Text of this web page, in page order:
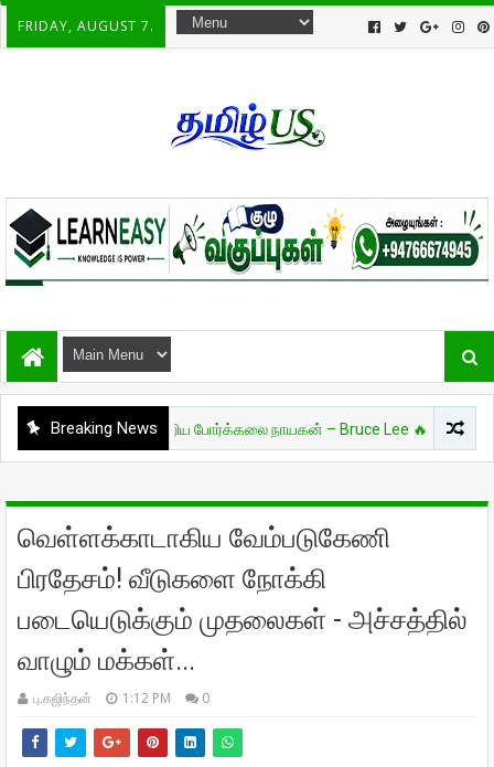
FRIDAY, AUGUST 7.
Breaking News
🔥 உலகை மாற்றிய போர்க்கலை நாயகன் – Bruce Lee 🔥 இலங்கை
வெள்ளக்காடாகிய வேம்படுகேணி
பிரதேசம்! வீடுகளை நோக்கி
படையெடுக்கும் முதலைகள் - அச்சத்தில்
வாழும் மக்கள்...
பு.கஜிந்தன் 1:12 PM 0